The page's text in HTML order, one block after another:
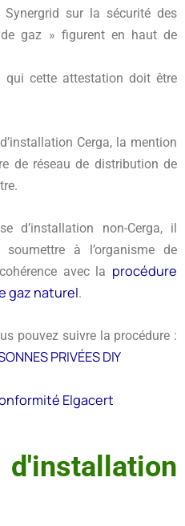
sur la sécurité des
gaz » figurent en haut de
cette attestation doit être
Cerga, la mention
de réseau de distribution de
d’installation non-Cerga, il
à l’organisme de
avec la procédure
gaz naturel.
pouvez suivre la procédure :
PRIVÉES DIY
Elgacert